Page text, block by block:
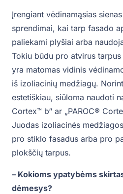
Įrengiant vėdinamąsias
sprendimai, kai tarp fasado
paliekami plyšiai arba
Tokiu būdu pro atvirus
yra matomas vidinis
iš izoliacinių medžiagų.
estetiškiau, siūloma naudoti
Cortex™ b“ ar „PAROC®
Juodas izoliacinės
pro stiklo fasadus arba pro
plokščių tarpus.
– Kokioms ypatybėms
dėmesys?